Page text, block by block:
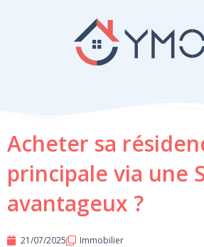
Acheter sa
principale via une
avantageux ?
21/07/2025 Immobilier